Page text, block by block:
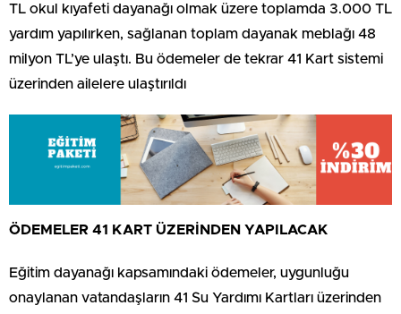
TL okul kıyafeti dayanağı olmak üzere toplamda 3.000 TL
yardım yapılırken, sağlanan toplam dayanak meblağı 48
milyon TL’ye ulaştı. Bu ödemeler de tekrar 41 Kart sistemi
üzerinden ailelere ulaştırıldı
ÖDEMELER 41 KART ÜZERİNDEN YAPILACAK
Eğitim dayanağı kapsamındaki ödemeler, uygunluğu
onaylanan vatandaşların 41 Su Yardımı Kartları üzerinden